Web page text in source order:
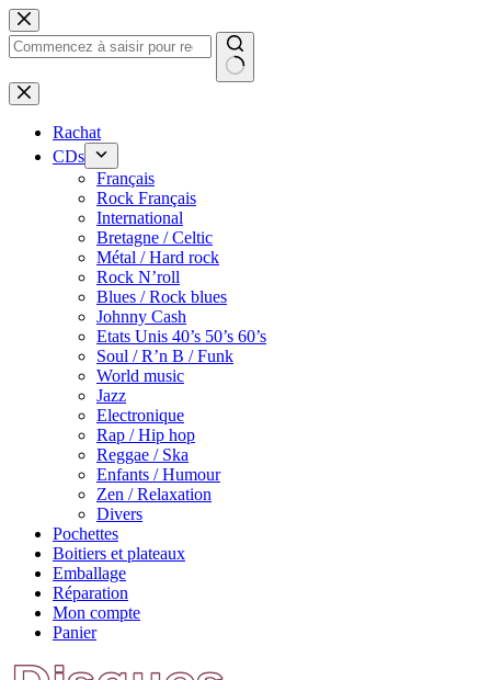
Passer
au
contenu
Rachat
CDs
Français
Rock Français
International
Bretagne / Celtic
Métal / Hard rock
Rock N’roll
Blues / Rock blues
Johnny Cash
Etats Unis 40’s 50’s 60’s
Soul / R’n B / Funk
World music
Jazz
Electronique
Rap / Hip hop
Reggae / Ska
Enfants / Humour
Zen / Relaxation
Divers
Pochettes
Boitiers et plateaux
Emballage
Réparation
Mon compte
Panier